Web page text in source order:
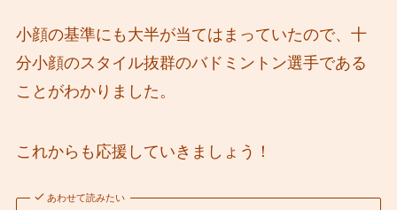
小顔の基準にも大半が当てはまっていたので、十
分小顔のスタイル抜群のバドミントン選手である
ことがわかりました。
これからも応援していきましょう！
あわせて読みたい